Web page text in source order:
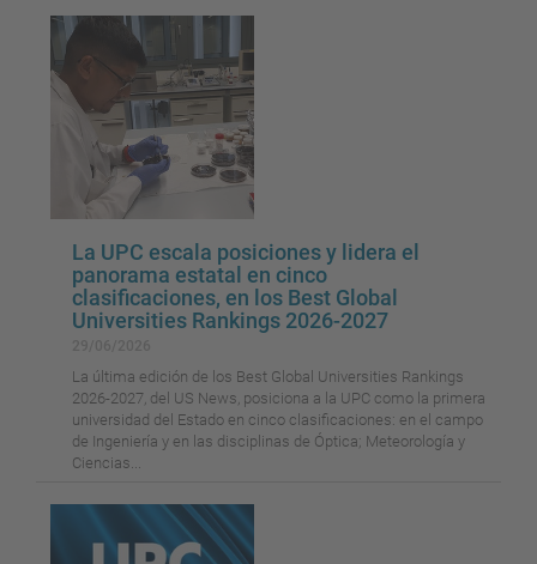
La UPC escala posiciones y lidera el
panorama estatal en cinco
clasificaciones, en los Best Global
Universities Rankings 2026-2027
La última edición de los Best Global Universities Rankings
2026-2027, del US News, posiciona a la UPC como la primera
universidad del Estado en cinco clasificaciones: en el campo
de Ingeniería y en las disciplinas de Óptica; Meteorología y
Ciencias...